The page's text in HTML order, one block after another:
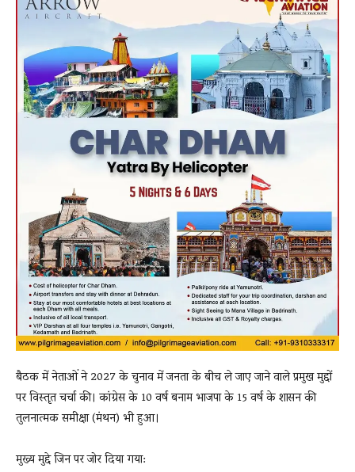
बैठक में नेताओं ने 2027 के चुनाव में जनता के बीच ले जाए जाने वाले प्रमुख मुद्दों
पर विस्तृत चर्चा की। कांग्रेस के 10 वर्ष बनाम भाजपा के 15 वर्ष के शासन की
तुलनात्मक समीक्षा (मंथन) भी हुआ।
मुख्य मुद्दे जिन पर जोर दिया गया: